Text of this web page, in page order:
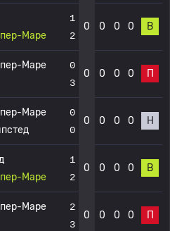
Маре
1
2
0 0 0 0 В
Маре
0
3
0 0 0 0 П
Маре
0
0
0 0 0 0 Н
Маре
1
2
0 0 0 0 В
Маре
2
3
0 0 0 0 П